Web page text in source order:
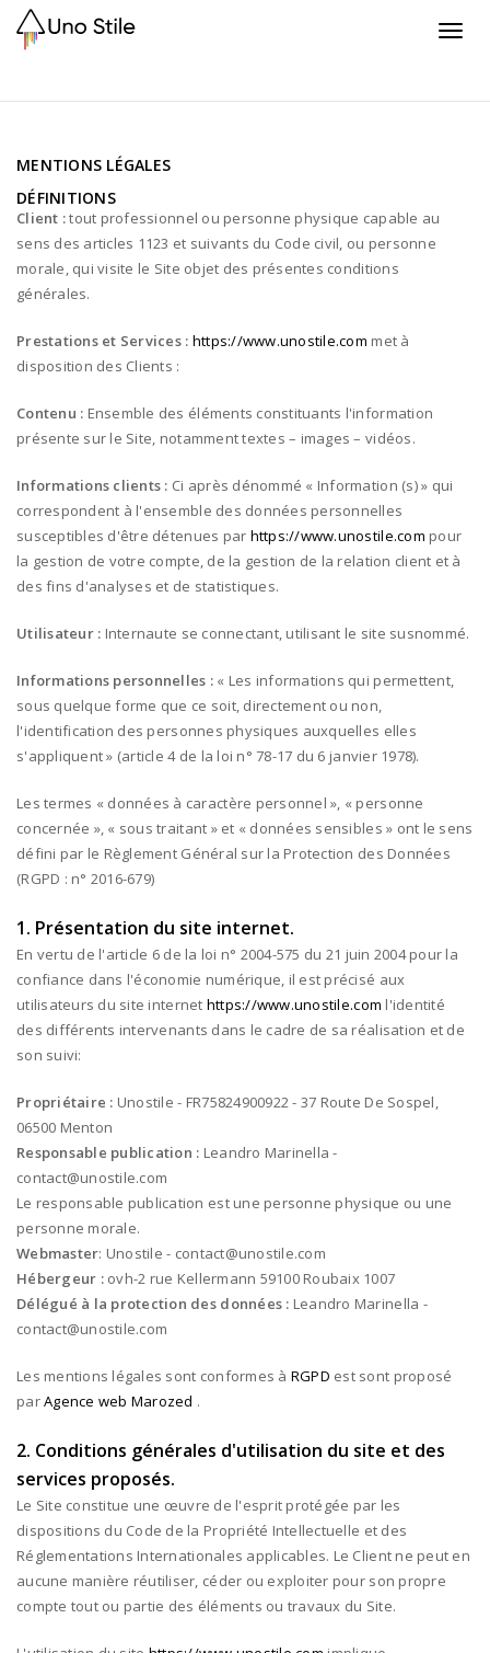
MENTIONS LÉGALES
DÉFINITIONS
Client :tout professionnel ou personne physique capable au
sens des articles 1123 et suivants du Code civil, ou personne
morale, qui visite le Site objet des présentes conditions
générales.
Prestations et Services : https://www.unostile.com met à
disposition des Clients :
Contenu : Ensemble des éléments constituants l'information
présente sur le Site, notamment textes – images – vidéos.
Informations clients : Ci après dénommé « Information (s) » qui
correspondent à l'ensemble des données personnelles
susceptibles d'être détenues par https://www.unostile.com pour
la gestion de votre compte, de la gestion de la relation client et à
des fins d'analyses et de statistiques.
Utilisateur : Internaute se connectant, utilisant le site susnommé.
Informations personnelles : « Les informations qui permettent,
sous quelque forme que ce soit, directement ou non,
l'identification des personnes physiques auxquelles elles
s'appliquent » (article 4 de la loi n° 78-17 du 6 janvier 1978).
Les termes « données à caractère personnel », « personne
concernée », « sous traitant » et « données sensibles » ont le sens
défini par le Règlement Général sur la Protection des Données
(RGPD : n° 2016-679)
1. Présentation du site internet.
En vertu de l'article 6 de la loi n° 2004-575 du 21 juin 2004 pour la
confiance dans l'économie numérique, il est précisé aux
utilisateurs du site internet https://www.unostile.com l'identité
des différents intervenants dans le cadre de sa réalisation et de
son suivi:
Propriétaire : Unostile - FR75824900922 - 37 Route De Sospel,
06500 Menton
Responsable publication : Leandro Marinella -
contact@unostile.com
Le responsable publication est une personne physique ou une
personne morale.
Webmaster: Unostile - contact@unostile.com
Hébergeur : ovh-2 rue Kellermann 59100 Roubaix 1007
Délégué à la protection des données : Leandro Marinella -
contact@unostile.com
Les mentions légales sont conformes à RGPD est sont proposé
parAgence web Marozed .
2. Conditions générales d'utilisation du site et des
services proposés.
Le Site constitue une œuvre de l'esprit protégée par les
dispositions du Code de la Propriété Intellectuelle et des
Réglementations Internationales applicables. Le Client ne peut en
aucune manière réutiliser, céder ou exploiter pour son propre
compte tout ou partie des éléments ou travaux du Site.